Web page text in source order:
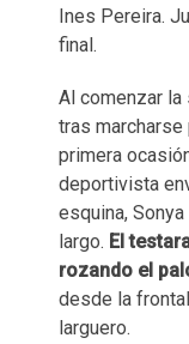
Ines Pereira.
final.
Al comenzar la
tras marcharse
primera
deportivista
esquina,
largo. El
rozando el
desde la
larguero.